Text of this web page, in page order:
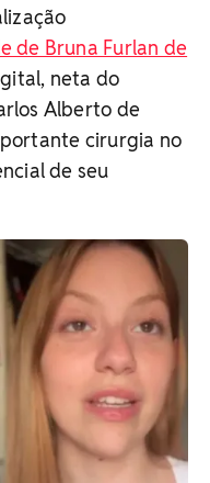
de Bruna Furlan de
neta do
Alberto de
cirurgia no
de seu